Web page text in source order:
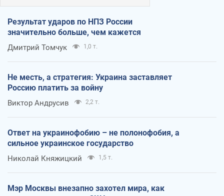
Результат ударов по НПЗ России
значительно больше, чем кажется
Дмитрий Томчук 1,0 т.
Не месть, а стратегия: Украина заставляет
Россию платить за войну
Виктор Андрусив 2,2 т.
Ответ на украинофобию – не полонофобия, а
сильное украинское государство
Николай Княжицкий 1,5 т.
Мэр Москвы внезапно захотел мира, как